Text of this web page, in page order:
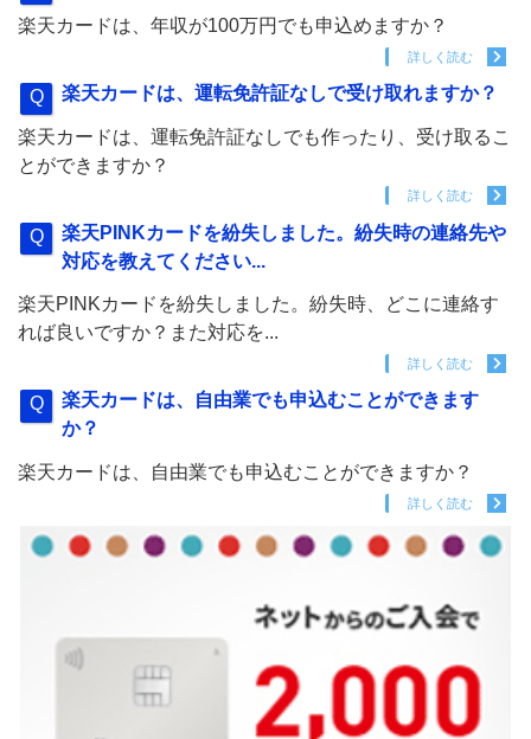
楽天カードは、年収が100万円でも申込めますか？
詳しく読む
楽天カードは、運転免許証なしで受け取れますか？
楽天カードは、運転免許証なしでも作ったり、受け取るこ
とができますか？
詳しく読む
楽天PINKカードを紛失しました。紛失時の連絡先や
対応を教えてください...
楽天PINKカードを紛失しました。紛失時、どこに連絡す
れば良いですか？また対応を...
詳しく読む
楽天カードは、自由業でも申込むことができます
か？
楽天カードは、自由業でも申込むことができますか？
詳しく読む